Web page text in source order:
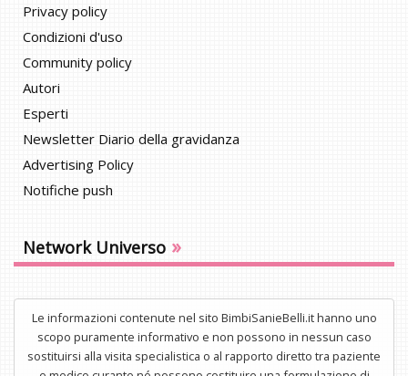
Privacy policy
Condizioni d'uso
Community policy
Autori
Esperti
Newsletter Diario della gravidanza
Advertising Policy
Notifiche push
Network Universo »
Le informazioni contenute nel sito BimbiSanieBelli.it hanno uno
scopo puramente informativo e non possono in nessun caso
sostituirsi alla visita specialistica o al rapporto diretto tra paziente